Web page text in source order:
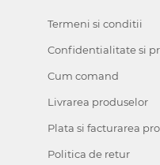
Termeni si conditii
Confidentialitate si
Cum comand
Livrarea produselor
Plata si facturarea
Politica de retur